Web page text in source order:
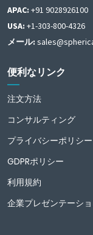
APAC: +91 9028926100
USA: +1-303-800-4326
メール:
便利なリンク
注文方法
コンサルティング
プライバシーポリシー
GDPRポリシー
利用規約
企業プレゼンテーシ